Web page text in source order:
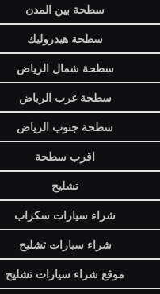
سطحة بين المدن
سطحة هيدروليك
سطحة شمال الرياض
سطحة غرب الرياض
سطحة جنوب الرياض
اقرب سطحة
تشليح
شراء سيارات سكراب
شراء سيارات تشليح
موقع شراء سيارات تشليح